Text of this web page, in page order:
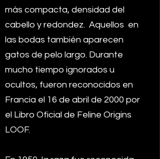
más compacta, densidad del
cabello y redondez. Aquellos en
las bodas también aparecen
gatos de pelo largo. Durante
mucho tiempo ignorados u
ocultos, fueron reconocidos en
Francia el 16 de abril de 2000 por
el Libro Oficial de Feline Origins
LOOF.